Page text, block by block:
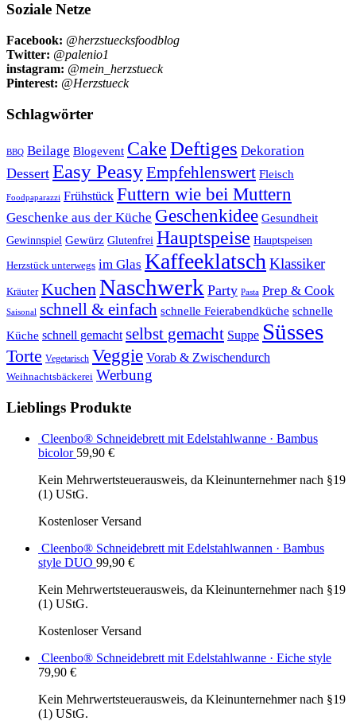
Soziale Netze
Facebook: @herzstuecksfoodblog
Twitter: @palenio1
instagram: @mein_herzstueck
Pinterest: @Herzstueck
Schlagwörter
BBQ Beilage Blogevent CakeDeftiges Dekoration
Dessert Easy PeasyEmpfehlenswert Fleisch
Foodpaparazzi Frühstück Futtern wie bei Muttern
Geschenke aus der Küche Geschenkidee Gesundheit
Gewinnspiel Gewürz Glutenfrei Hauptspeise Hauptspeisen
Herzstück unterwegs im Glas KaffeeklatschKlassiker
Kräuter KuchenNaschwerk Party Pasta Prep & Cook
Saisonal schnell & einfach schnelle Feierabendküche schnelle
Küche schnell gemacht selbst gemacht Suppe Süsses
Torte Vegetarisch Veggie Vorab & Zwischendurch
Weihnachtsbäckerei Werbung
Lieblings Produkte
Cleenbo® Schneidebrett mit Edelstahlwanne · Bambus
bicolor 59,90 €
Kein Mehrwertsteuerausweis, da Kleinunternehmer nach §19
(1) UStG.
Kostenloser Versand
Cleenbo® Schneidebrett mit Edelstahlwannen · Bambus
style DUO 99,90 €
Kein Mehrwertsteuerausweis, da Kleinunternehmer nach §19
(1) UStG.
Kostenloser Versand
Cleenbo® Schneidebrett mit Edelstahlwanne · Eiche style
79,90 €
Kein Mehrwertsteuerausweis, da Kleinunternehmer nach §19
(1) UStG.